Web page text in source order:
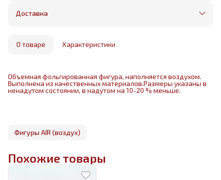
Бесплатная доставка в пределах КАД
маркетплейса
Доставка
О товаре Характеристики
Объемная фольгированная фигура, наполняется воздухом.
Выполнена из качественных материалов.Размеры указаны в
ненадутом состоянии, в надутом на 10-20 % меньше.
Фигуры AIR (воздух)
Похожие товары